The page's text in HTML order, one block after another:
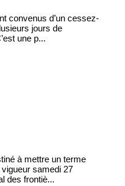
convenus d’un cessez-
jours de
une p...
à mettre un terme
samedi 27
des frontiè...